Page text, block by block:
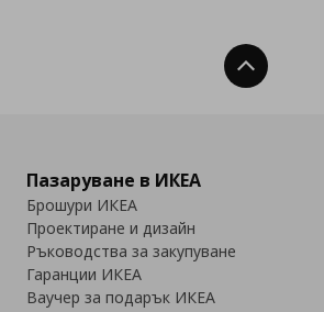
Нагоре
Пазаруване в ИКЕА
Брошури ИКЕА
Проектиране и дизайн
Ръководства за закупуване
Гаранции ИКЕА
Ваучер за подарък ИКЕА